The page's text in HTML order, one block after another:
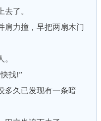
了。
力撞，早把两扇木门
找!”
久已发现有一条暗